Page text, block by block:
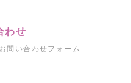
わせ
お問い合わせフォーム